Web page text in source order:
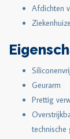
Afdichten
Siliconenvrij
Geurarm
Prettig